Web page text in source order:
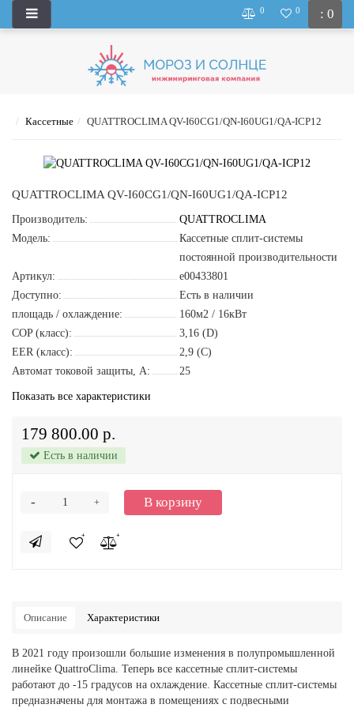
: 0
0 0
Кассетные QUATTROCLIMA QV-I60CG1/QN-I60UG1/QA-ICP12
QUATTROCLIMA QV-I60CG1/QN-I60UG1/QA-ICP12
Производитель:
QUATTROCLIMA
Модель:
Кассетные сплит-системы
постоянной производительности
Артикул:
e00433801
Доступно:
Есть в наличии
площадь / охлаждение:
160м2 / 16кВт
COP (класс):
3,16 (D)
EER (класс):
2,9 (C)
Автомат токовой защиты, A:
25
Показать все характеристики
179 800.00 р.
Есть в наличии
+
- В корзину
Описание Характеристики
В 2021 году произошли большие изменения в полупромышленной
линейке QuattroClima. Теперь все кассетные сплит-системы
работают до -15 градусов на охлаждение. Кассетные сплит-системы
предназначены для монтажа в помещениях с подвесными